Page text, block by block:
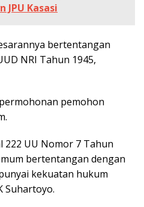
JPU Kasasi
bertentangan
NRI Tahun 1945,
pemohon
222 UU Nomor 7 Tahun
bertentangan dengan
kekuatan hukum
Suhartoyo.